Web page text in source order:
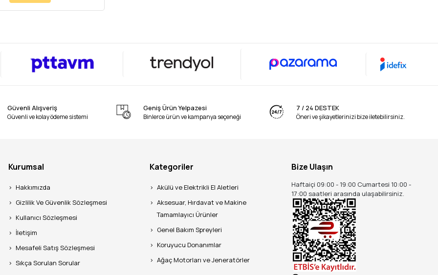
Güvenli Alışveriş
Güvenli ve kolay ödeme sistemi
Geniş Ürün Yelpazesi
Binlerce ürün ve kampanya seçeneği
7 / 24 DESTEK
Öneri ve şikayetlerinizi bize iletebilirsiniz.
Kurumsal
Hakkımızda
Gizlilik Ve Güvenlik Sözleşmesi
Kullanıcı Sözleşmesi
İletişim
Mesafeli Satış Sözleşmesi
Sıkça Sorulan Sorular
Kategoriler
Akülü ve Elektrikli El Aletleri
Aksesuar, Hırdavat ve Makine
Tamamlayıcı Ürünler
Genel Bakım Spreyleri
Koruyucu Donanımlar
Ağaç Motorları ve Jeneratörler
Bize Ulaşın
Haftaiçi 09:00 - 19:00 Cumartesi 10:00 -
17:00 saatleri arasında ulaşabilirsiniz.